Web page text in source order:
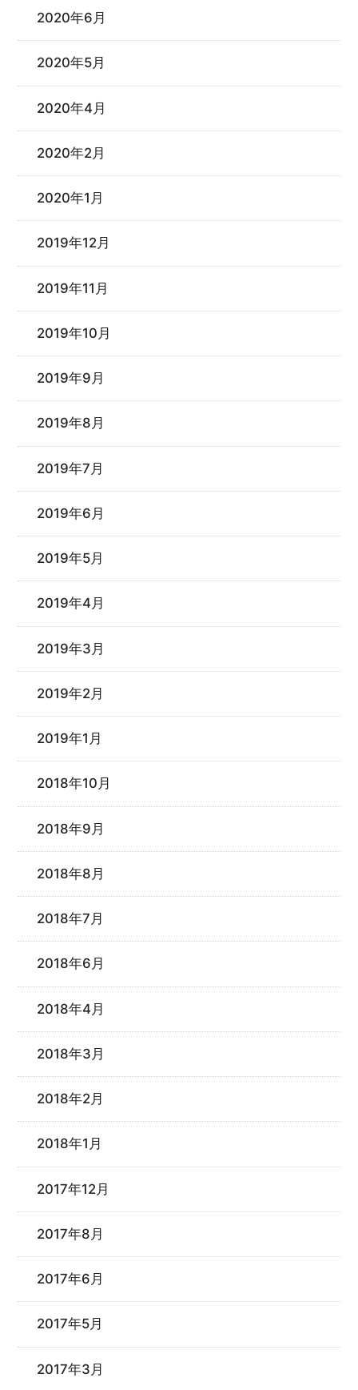
2020年6月
2020年5月
2020年4月
2020年2月
2020年1月
2019年12月
2019年11月
2019年10月
2019年9月
2019年8月
2019年7月
2019年6月
2019年5月
2019年4月
2019年3月
2019年2月
2019年1月
2018年10月
2018年9月
2018年8月
2018年7月
2018年6月
2018年4月
2018年3月
2018年2月
2018年1月
2017年12月
2017年8月
2017年6月
2017年5月
2017年3月